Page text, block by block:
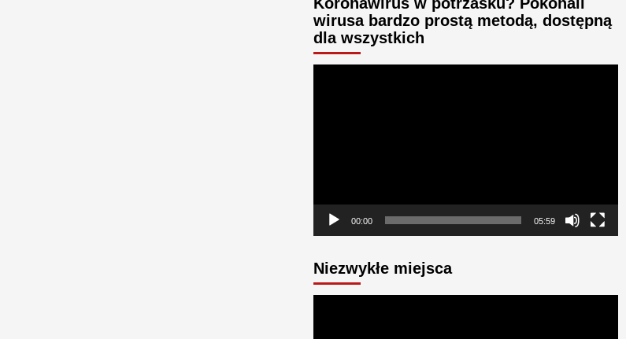
wirusa bardzo prostą metodą, dostępną
dla wszystkich
00:00 05:59
Niezwykłe miejsca